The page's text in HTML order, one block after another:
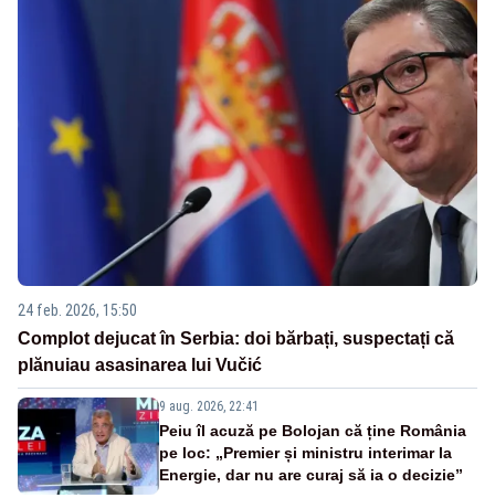
24 feb. 2026, 15:50
Complot dejucat în Serbia: doi bărbați, suspectați că
plănuiau asasinarea lui Vučić
9 aug. 2026, 22:41
Peiu îl acuză pe Bolojan că ține România
pe loc: „Premier și ministru interimar la
Energie, dar nu are curaj să ia o decizie”